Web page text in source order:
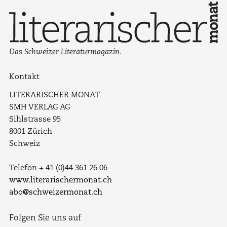
Das Schweizer Literaturmagazin.
Kontakt
LITERARISCHER MONAT
SMH VERLAG AG
Sihlstrasse 95
8001 Zürich
Schweiz
Telefon + 41 (0)44 361 26 06
www.literarischermonat.ch
abo@schweizermonat.ch
Folgen Sie uns auf